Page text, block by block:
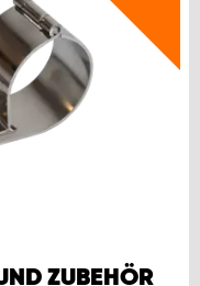
ZUBEHÖR